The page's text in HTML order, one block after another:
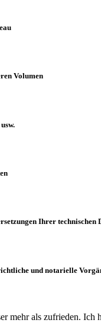
Volumen
Ihrer technischen
und notarielle
als zufrieden.